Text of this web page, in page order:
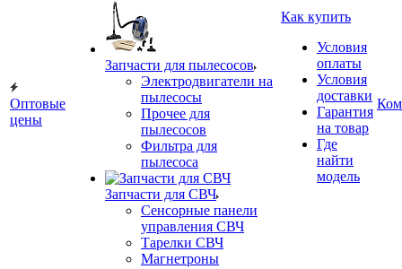
Оптовые
цены
Запчасти для пылесосов
Электродвигатели на
пылесосы
Прочее для
пылесосов
Фильтра для
пылесоса
Запчасти для СВЧ
Сенсорные панели
управления СВЧ
Тарелки СВЧ
Магнетроны
Как купить
Условия
оплаты
Условия
доставки
Гарантия
на товар
Где
найти
модель